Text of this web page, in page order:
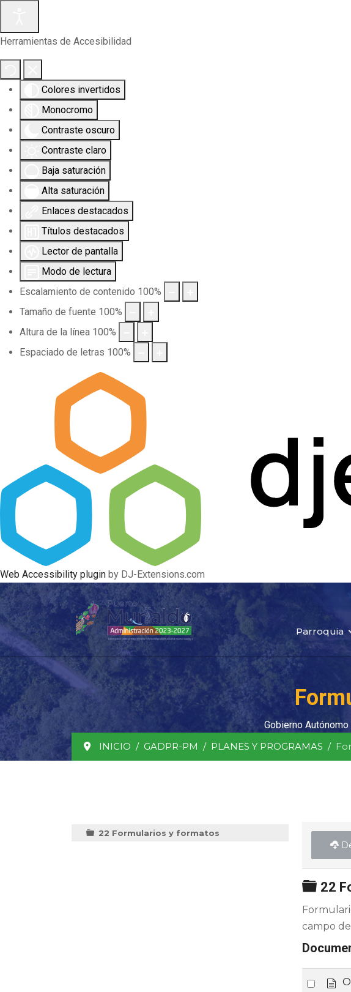
Herramientas de Accesibilidad
Colores invertidos
Monocromo
Contraste oscuro
Contraste claro
Baja saturación
Alta saturación
Enlaces destacados
Títulos destacados
Lector de pantalla
Modo de lectura
Escalamiento de contenido 100%
Tamaño de fuente 100%
Altura de la línea 100%
Espaciado de letras 100%
Web Accessibility plugin by DJ-Extensions.com
Parroquia
Gobierno
INICIO
GADPR-PM PLANES Y PROGRAMAS
22 Formularios y formatos
22
campo
Select d